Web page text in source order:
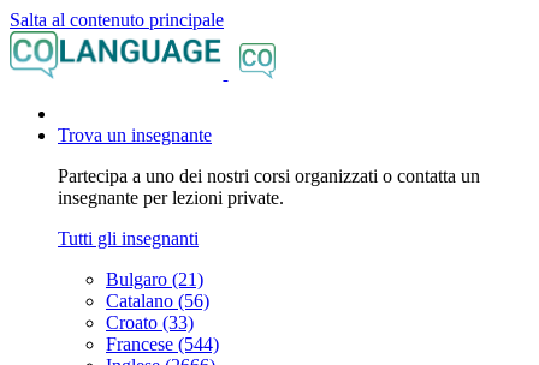
Salta al contenuto principale
Trova un insegnante
Partecipa a uno dei nostri corsi organizzati o contatta un
insegnante per lezioni private.
Tutti gli insegnanti
Bulgaro (21)
Catalano (56)
Croato (33)
Francese (544)